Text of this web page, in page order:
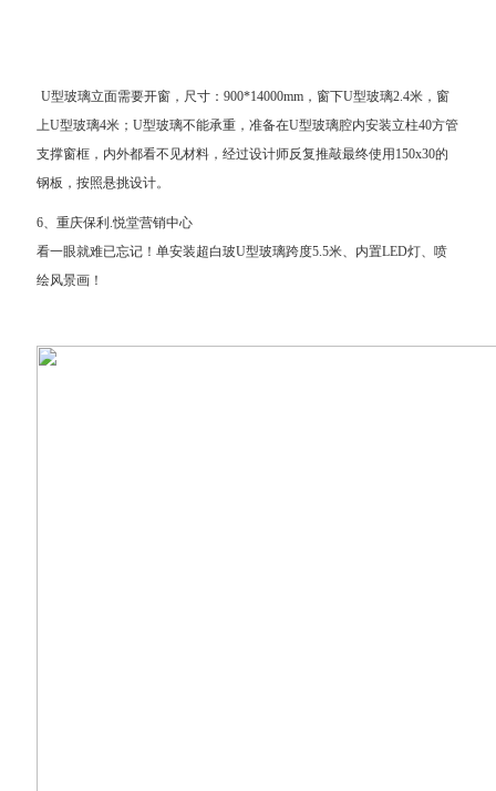
U型玻璃立面需要开窗，尺寸：900*14000mm，窗下U型玻璃2.4米，窗
上U型玻璃4米；U型玻璃不能承重，准备在U型玻璃腔内安装立柱40方管
支撑窗框，内外都看不见材料，经过设计师反复推敲最终使用150x30的
钢板，按照悬挑设计。
6、重庆保利.悦堂营销中心
看一眼就难已忘记！单安装超白玻U型玻璃跨度5.5米、内置LED灯、喷
绘风景画！